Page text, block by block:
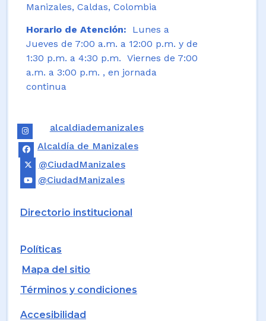
Manizales, Caldas, Colombia
Horario de Atención: Lunes a
Jueves de 7:00 a.m. a 12:00 p.m. y de
1:30 p.m. a 4:30 p.m. Viernes de 7:00
a.m. a 3:00 p.m. , en jornada
continua
alcaldiademanizales
Alcaldía de Manizales
@CiudadManizales
@CiudadManizales
Directorio institucional
Políticas
Mapa del sitio
Términos y condiciones
Accesibilidad